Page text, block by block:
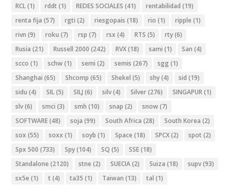
RCL(1) rddt (1) REDES SOCIALES (41) rentabilidad (19)
renta fija (57) rgti (2) riesgopais (18) rio (1) ripple (1)
rivn (9) roku (7) rsp (7) rsx (4) RTS (5) rty(6)
Rusia (21) Russell 2000 (242) RVX(18) sami (1) San (4)
scco (1) schw(1) semi (2) semis (267) sgg (1)
Shanghai (65) Shcomp (65) Shekel (5) shy(4) sid (19)
sidu (4) SIL(5) SILJ (6) silv(4) Silver(276) SINGAPUR(1)
slv(6) smci (3) smh (10) snap (2) snow(7)
SOFTWARE(48) soja (99) South Africa (28) South Korea (2)
sox (55) soxx (1) soyb (1) Space (18) SPCX(2) spot (2)
Spx 500 (733) Spy(104) SQ (5) SSE(18)
Standalone (2120) stne (2) SUECIA(2) Suiza (18) supv(93)
sx5e (1) t (4) ta35 (1) Taiwan (13) tal (1)